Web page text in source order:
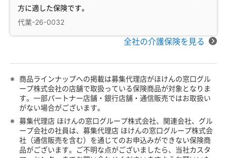
方に適した保険です。
代業-26-0032
全社の介護保険を見る
※
商品ラインナップへの掲載は募集代理店がほけんの窓口グル
ープ株式会社の店舗で取扱っている保険商品が対象となりま
す。一部パートナー店舗・銀行店舗・通信販売ではお取扱い
がない場合がございます。
※ 募集代理店 ほけんの窓口グループ株式会社、関連会社、グル
ープ会社の社員は、募集代理店 ほけんの窓口グループ株式会
社（通信販売を含む）を通じてのお申込みができない保険商
品がございます。ご不明な点がございましたら、当社カスタ